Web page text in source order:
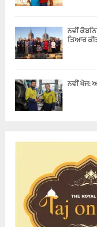
ਨਵੀਂ
ਤਿਆਰ
ਨਵੀਂ ਖੋਜ: